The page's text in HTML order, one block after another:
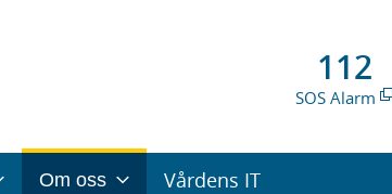
112
SOS Alarm
Om oss Vårdens IT